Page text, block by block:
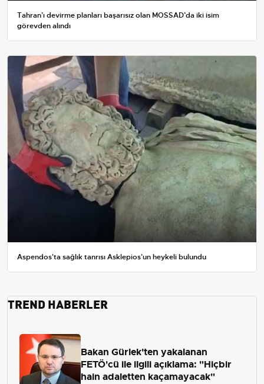
Tahran’ı devirme planları başarısız olan MOSSAD’da iki isim
görevden alındı
Aspendos'ta sağlık tanrısı Asklepios'un heykeli bulundu
TREND HABERLER
Bakan Gürlek'ten yakalanan
FETÖ'cü ile ilgili açıklama: "Hiçbir
hain adaletten kaçamayacak"